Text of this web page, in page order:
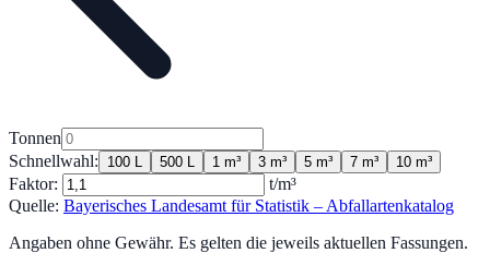
Tonnen
Schnellwahl:
100 L 500 L 1 m³ 3 m³ 5 m³ 7 m³ 10 m³
Faktor:
t/m³
Quelle: Bayerisches Landesamt für Statistik – Abfallartenkatalog
Angaben ohne Gewähr. Es gelten die jeweils aktuellen Fassungen.